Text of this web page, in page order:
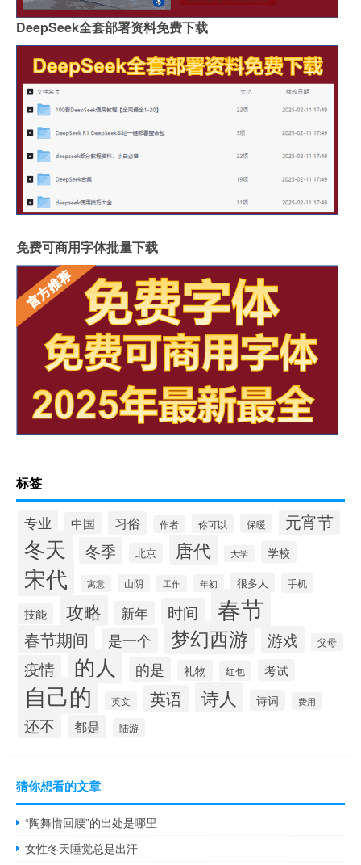
DeepSeek全套部署资料免费下载
免费可商用字体批量下载
标签
专业 中国 习俗 作者 你可以 保暖 元宵节
冬天 冬季 北京 唐代 大学 学校
宋代 寓意 山阴 工作 年初 很多人 手机
技能 攻略 新年 时间 春节
春节期间 是一个 梦幻西游 游戏 父母
疫情 的人 的是 礼物 红包 考试
自己的 英文 英语 诗人 诗词 费用
还不 都是 陆游
猜你想看的文章
“陶舞惜回腰”的出处是哪里
女性冬天睡觉总是出汗